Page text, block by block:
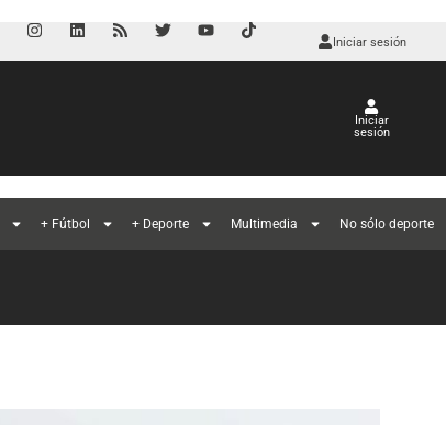
Iniciar sesión
Iniciar
sesión
+ Fútbol + Deporte Multimedia No sólo deporte